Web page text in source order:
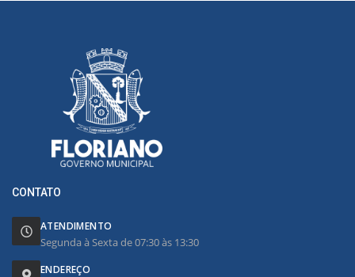
CONTATO
ATENDIMENTO
Segunda à Sexta de 07:30 às 13:30
ENDEREÇO